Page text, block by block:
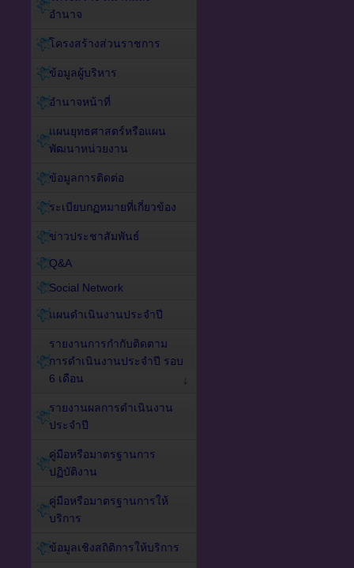
อำนาจ
โครงสร้างส่วนราชการ
ข้อมูลผู้บริหาร
อำนาจหน้าที่
แผนยุทธศาสตร์หรือแผน
พัฒนาหน่วยงาน
ข้อมูลการติดต่อ
ระเบียบกฏหมายที่เกี่ยวข้อง
ข่าวประชาสัมพันธ์
Q&A
Social Network
แผนดำเนินงานประจำปี
รายงานการกำกับติดตาม
การดำเนินงานประจำปี รอบ
6 เดือน
รายงานผลการดำเนินงาน
ประจำปี
คู่มือหรือมาตรฐานการ
ปฏิบัติงาน
คู่มือหรือมาตรฐานการให้
บริการ
ข้อมูลเชิงสถิติการให้บริการ